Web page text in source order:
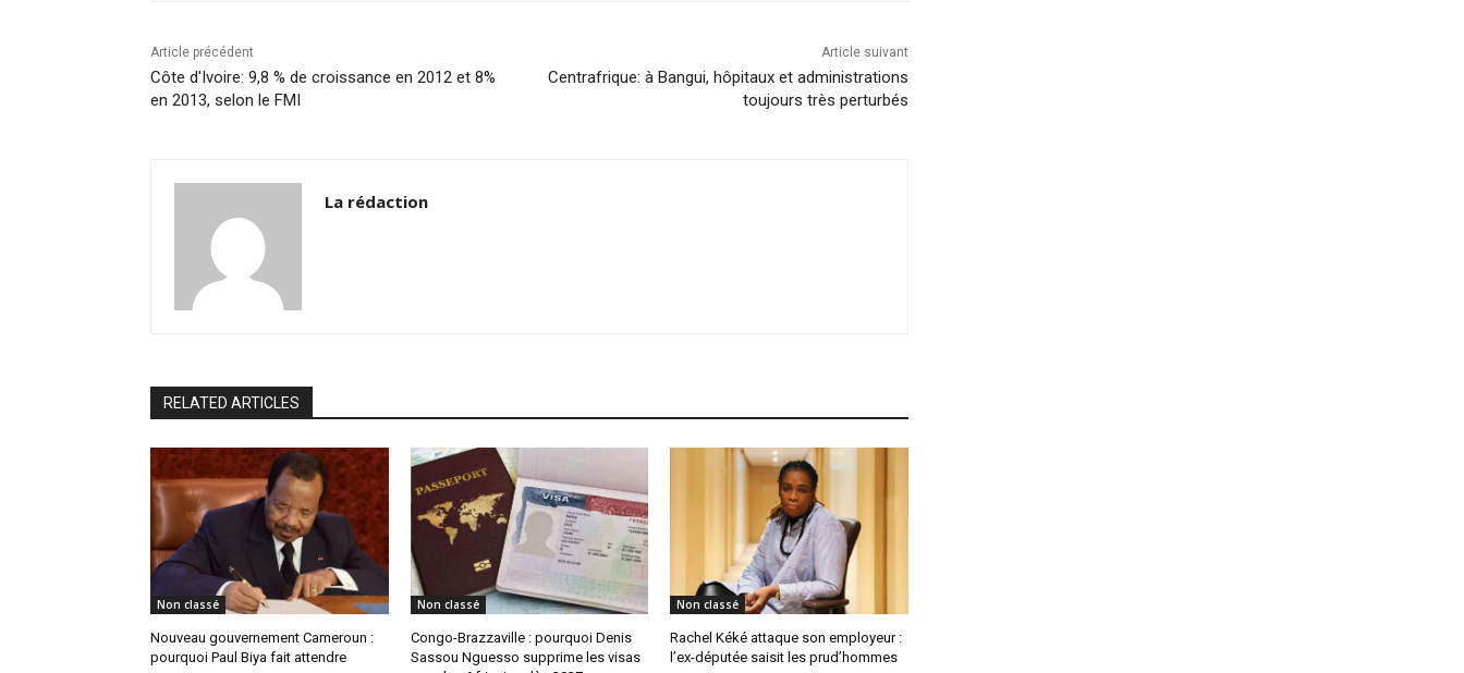
k
Article précédent
Côte d'Ivoire: 9,8 % de croissance en 2012 et 8%
en 2013, selon le FMI
Article suivant
Centrafrique: à Bangui, hôpitaux et administrations
toujours très perturbés
La rédaction
RELATED ARTICLES
Non classé
Nouveau gouvernement Cameroun :
pourquoi Paul Biya fait attendre
Non classé
Congo-Brazzaville : pourquoi Denis
Sassou Nguesso supprime les visas
Non classé
Rachel Kéké attaque son employeur :
l’ex-députée saisit les prud’hommes